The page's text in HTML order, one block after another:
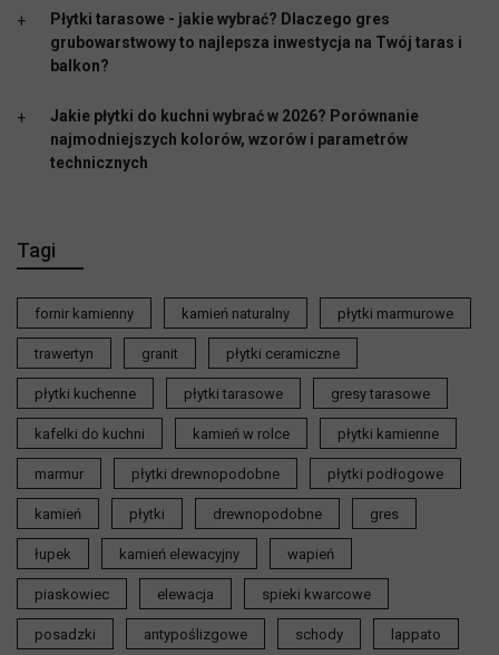
Płytki tarasowe - jakie wybrać? Dlaczego gres
grubowarstwowy to najlepsza inwestycja na Twój taras i
balkon?
Jakie płytki do kuchni wybrać w 2026? Porównanie
najmodniejszych kolorów, wzorów i parametrów
technicznych
Tagi
fornir kamienny kamień naturalny płytki marmurowe
trawertyn granit płytki ceramiczne
płytki kuchenne płytki tarasowe gresy tarasowe
kafelki do kuchni kamień w rolce płytki kamienne
marmur płytki drewnopodobne płytki podłogowe
kamień płytki drewnopodobne gres
łupek kamień elewacyjny wapień
piaskowiec elewacja spieki kwarcowe
posadzki antypoślizgowe schody lappato